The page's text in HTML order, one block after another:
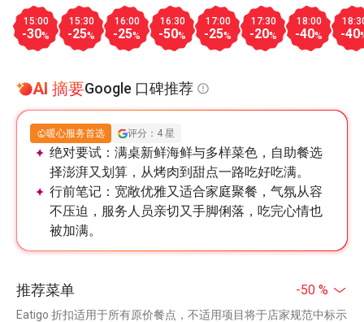
15:00
-30%
15:30
-25%
16:00
-25%
16:30
-50%
17:00
-25%
17:30
-20%
18:00
-40% -40
AI 摘要Google 口碑推荐
暖心服务首选 评分：4 星
绝对要试： 满桌新鲜海鲜与多样菜色，自助餐选
择澎湃又划算，从烤肉到甜点一路吃好吃满。
行前笔记： 宽敞优雅又适合家庭聚餐，气氛从容
不压迫，服务人员亲切又手脚俐落，吃完心情也
被加满。
推荐菜单 -50 %
Eatigo 折扣适用于所有原价餐点，不适用项目将于店家规范中标示